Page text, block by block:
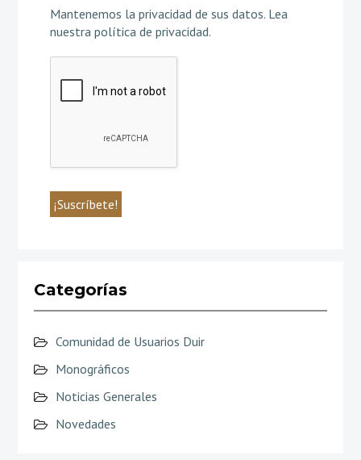
Mantenemos la privacidad de sus datos. Lea
nuestra política de privacidad.
Categorías
Comunidad de Usuarios Duir
Monográficos
Noticias Generales
Novedades